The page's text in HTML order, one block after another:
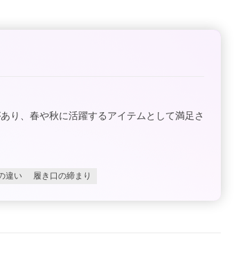
り、春や秋に活躍するアイテムとして満足さ
違い 履き口の締まり